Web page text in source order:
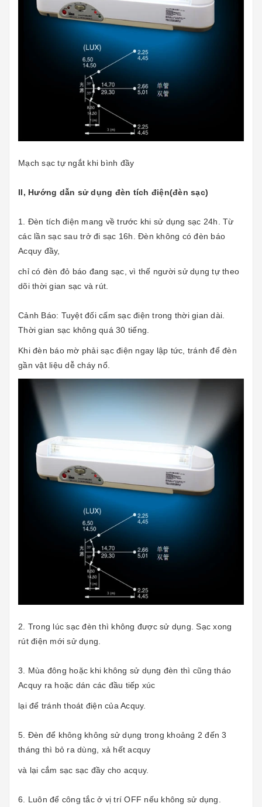
Mạch sạc tự ngắt khi bình đầy
II, Hướng dẫn sử dụng đèn tích điện(đèn sạc)
1. Đèn tích điện mang về trước khi sử dụng sạc 24h. Từ
các lần sạc sau trở đi sạc 16h. Đèn không có đèn báo
Acquy đầy,
chỉ có đèn đỏ báo đang sạc, vì thế người sử dụng tự theo
dõi thời gian sạc và rút.
Cảnh Báo: Tuyệt đối cấm sạc điện trong thời gian dài.
Thời gian sạc không quá 30 tiếng.
Khi đèn báo mờ phải sạc điện ngay lập tức, tránh để đèn
gần vật liệu dễ cháy nổ.
2. Trong lúc sạc đèn thì không được sử dụng. Sạc xong
rút điện mới sử dụng.
3. Mùa đông hoặc khi không sử dụng đèn thì cũng tháo
Acquy ra hoặc dán các đầu tiếp xúc
lại để tránh thoát điện của Acquy.
5. Đèn để không không sử dụng trong khoảng 2 đến 3
tháng thì bỏ ra dùng, xả hết acquy
và lại cắm sạc sạc đầy cho acquy.
6. Luôn để công tắc ở vị trí OFF nếu không sử dụng.